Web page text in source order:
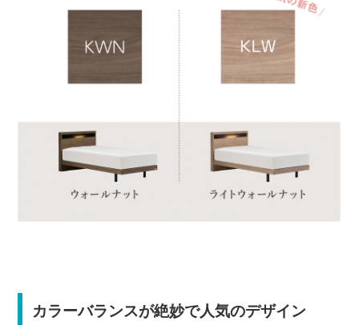
カラーバランスが絶妙で人気のデザイン